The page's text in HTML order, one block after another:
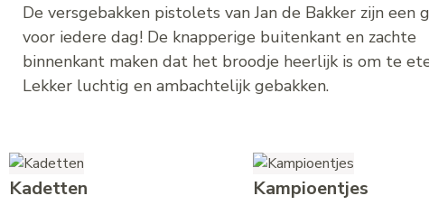
De versgebakken pistolets van Jan de Bakker zijn een
voor iedere dag! De knapperige buitenkant en zachte
binnenkant maken dat het broodje heerlijk is om te
Lekker luchtig en ambachtelijk gebakken.
Kadetten Kampioentjes